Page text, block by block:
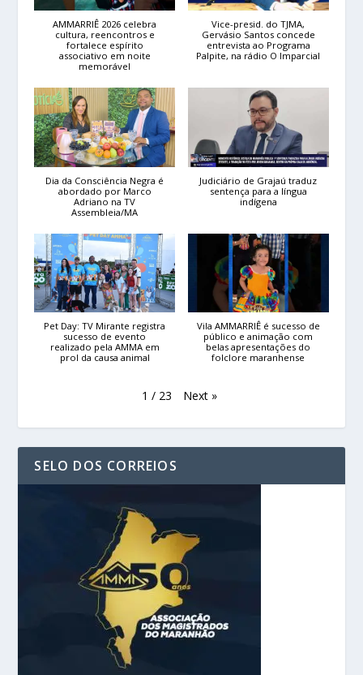
AMMARRIÊ 2026 celebra
cultura, reencontros e
fortalece espírito
associativo em noite
memorável
Vice-presid. do TJMA,
Gervásio Santos concede
entrevista ao Programa
Palpite, na rádio O Imparcial
Dia da Consciência Negra é
abordado por Marco
Adriano na TV
Assembleia/MA
Judiciário de Grajaú traduz
sentença para a língua
indígena
Pet Day: TV Mirante registra
sucesso de evento
realizado pela AMMA em
prol da causa animal
Vila AMMARRIÊ é sucesso de
público e animação com
belas apresentações do
folclore maranhense
1 / 23 Next »
SELO DOS CORREIOS